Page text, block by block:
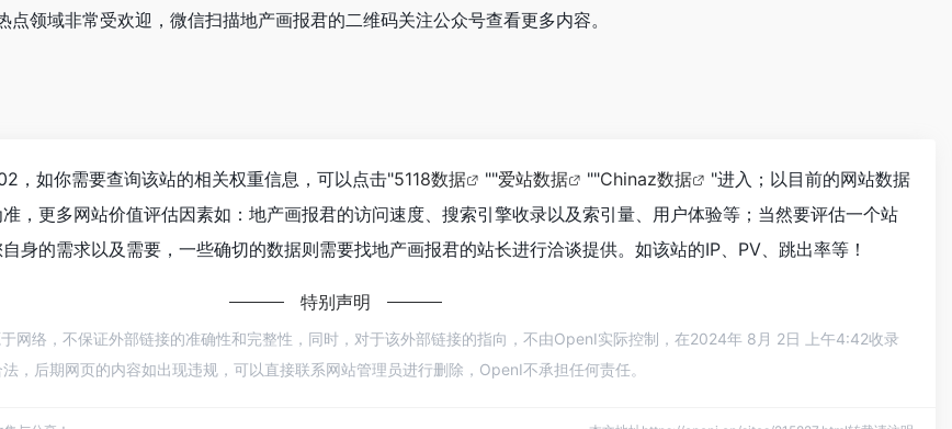
领域非常受欢迎，微信扫描地产画报君的二维码关注公众号查看更多内容。
，如你需要查询该站的相关权重信息，可以点击"5118数据 ""爱站数据 ""Chinaz数据
"进入；以目前的网站数据
，更多网站价值评估因素如：地产画报君的访问速度、搜索引擎收录以及索引量、用户体验等；当然要评估一个站
身的需求以及需要，一些确切的数据则需要找地产画报君的站长进行洽谈提供。如该站的IP、PV、跳出率等！
特别声明
网络，不保证外部链接的准确性和完整性，同时，对于该外部链接的指向，不由OpenI实际控制，在2024年 8月 2日 上午4:42收录
，后期网页的内容如出现违规，可以直接联系网站管理员进行删除，OpenI不承担任何责任。